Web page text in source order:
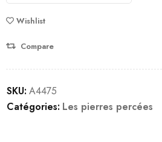
Wishlist
Compare
SKU: A4475
Catégories: Les pierres percées